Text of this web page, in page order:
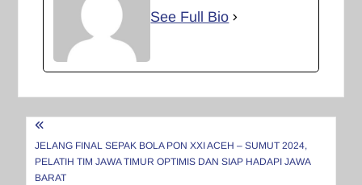
See Full Bio
Navigasi
pos
JELANG FINAL SEPAK BOLA PON XXI ACEH – SUMUT 2024,
PELATIH TIM JAWA TIMUR OPTIMIS DAN SIAP HADAPI JAWA
BARAT